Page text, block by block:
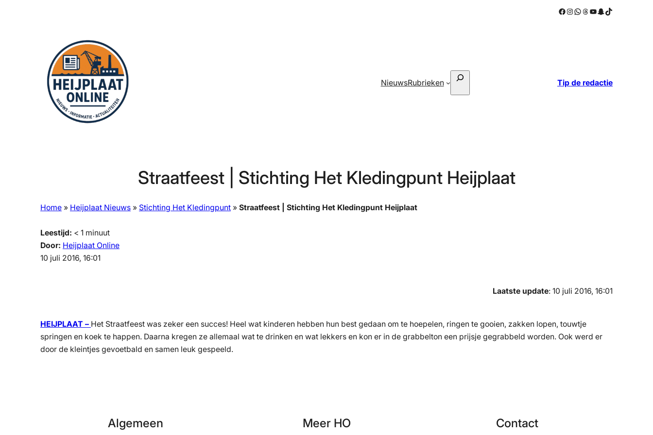
Facebook
Instagram
WhatsApp
Threads
YouTube
Snapchat
TikTok
NieuwsRubrieken
Zoeken
Tip de redactie
Straatfeest | Stichting Het Kledingpunt Heijplaat
Home » Heijplaat Nieuws » Stichting Het Kledingpunt » Straatfeest | Stichting Het Kledingpunt Heijplaat
Leestijd: < 1 minuut
Door: Heijplaat Online
10 juli 2016, 16:01
Laatste update: 10 juli 2016, 16:01
HEIJPLAAT – Het Straatfeest was zeker een succes! Heel wat kinderen hebben hun best gedaan om te hoepelen, ringen te gooien, zakken lopen, touwtje
springen en koek te happen. Daarna kregen ze allemaal wat te drinken en wat lekkers en kon er in de grabbelton een prijsje gegrabbeld worden. Ook werd er
door de kleintjes gevoetbald en samen leuk gespeeld.
Algemeen Meer HO Contact